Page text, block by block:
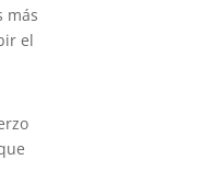
más
el